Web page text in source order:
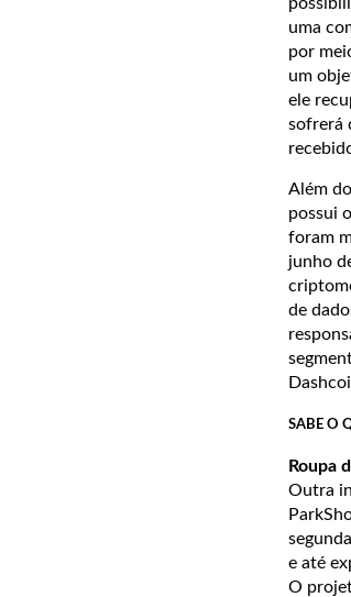
uma
por
um
ele
sofrerá
Além
possui
foram
junho
de
SABE O
Roupa
Outra
e até
O